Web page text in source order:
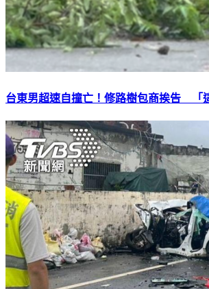
台東男超速自撞亡！修路樹包商挨告 「